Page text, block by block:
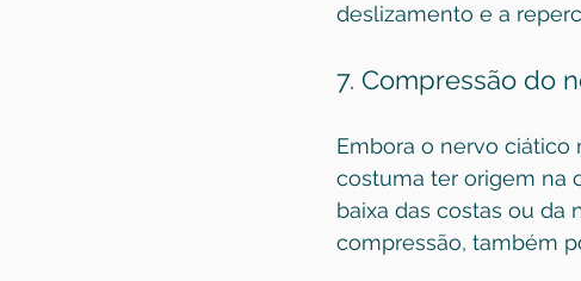
deslizamento e a
7. Compressão do
Embora o nervo ciático
costuma ter origem na
baixa das costas ou da
compressão, também